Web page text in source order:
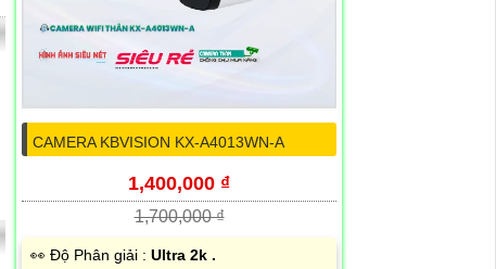
CAMERA KBVISION KX-A4013WN-A
1,400,000 ₫
1,700,000 ₫
️👀 Độ Phân giải : Ultra 2k .